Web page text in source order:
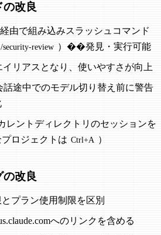
の改良
由で組み込みスラッシュコマンド
/security-review ）��発見・実行可能
イリアスとなり、使いやすさが向上
話途中でのモデル切り替え前に警告
レントディレクトリのセッションを
ロジェクトは Ctrl+A ）
の改良
プラン使用制限を区別
へのリンクを含める